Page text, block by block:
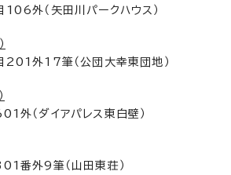
外（矢田川パークハウス）
201外17筆（公団大幸東団地）
外（ダイアパレス東白壁）
番外9筆（山田東荘）